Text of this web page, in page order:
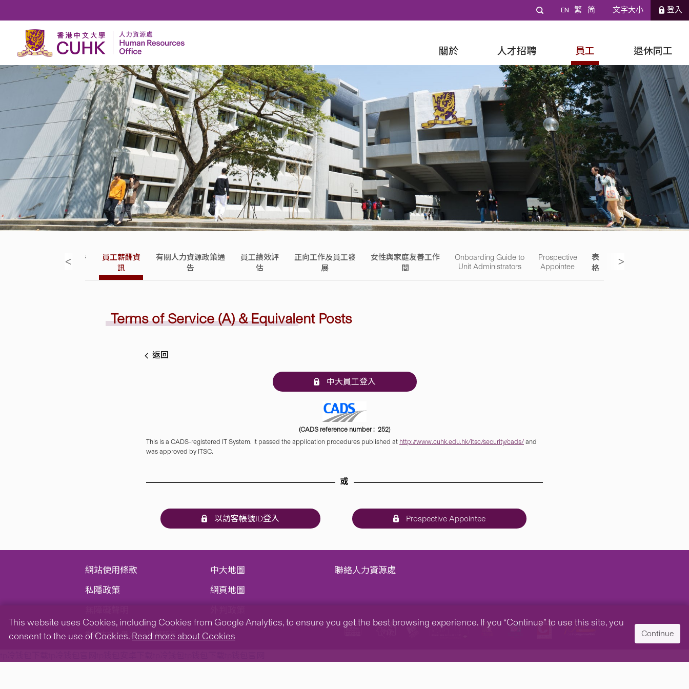
EN 繁 简 文字大小 登入
關於 人才招聘 員工 退休同工
< >
教學人員僱員手
員工薪酬資
訊
有關人力資源政策通
告
員工績效評
估
正向工作及員工發
展
女性與家庭友善工作
間
Onboarding Guide to
Unit Administrators
Prospective
Appointee
表
格
聯絡我
Terms of Service (A) & Equivalent Posts
返回
中大員工登入
(CADS reference number : 252)
This is a CADS-registered IT System. It passed the application procedures published at http://www.cuhk.edu.hk/itsc/security/cads/ and
was approved by ITSC.
或
以訪客帳號ID登入 Prospective Appointee
網站使用條款
私隱政策
中大地圖
網頁地圖
聯絡人力資源處
香港中文大學 2026 版權所有
This website uses Cookies, including Cookies from Google Analytics, to ensure you get the best browsing experience. If you “Continue” to use this site, you
consent to the use of Cookies. Read more about Cookies Continue